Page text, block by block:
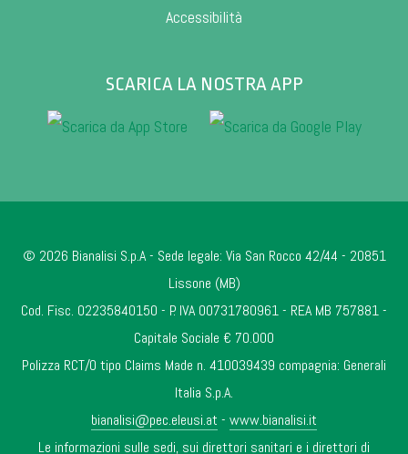
Accessibilità
SCARICA LA NOSTRA APP
© 2026 Bianalisi S.p.A - Sede legale: Via San Rocco 42/44 - 20851
Lissone (MB)
Cod. Fisc. 02235840150 - P. IVA 00731780961 - REA MB 757881 -
Capitale Sociale € 70.000
Polizza RCT/O tipo Claims Made n. 410039439 compagnia: Generali
Italia S.p.A.
bianalisi@pec.eleusi.at - www.bianalisi.it
Le informazioni sulle sedi, sui direttori sanitari e i direttori di